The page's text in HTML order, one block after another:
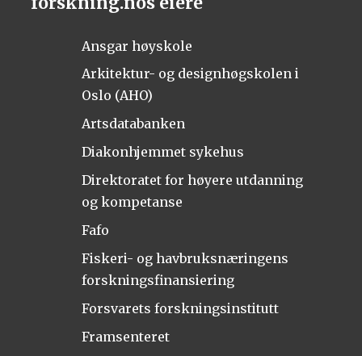
Ansgar høyskole
Arkitektur- og designhøgskolen i
Oslo (AHO)
Artsdatabanken
Diakonhjemmet sykehus
Direktoratet for høyere utdanning
og kompetanse
Fafo
Fiskeri- og havbruksnæringens
forskningsfinansiering
Forsvarets forskningsinstitutt
Framsenteret